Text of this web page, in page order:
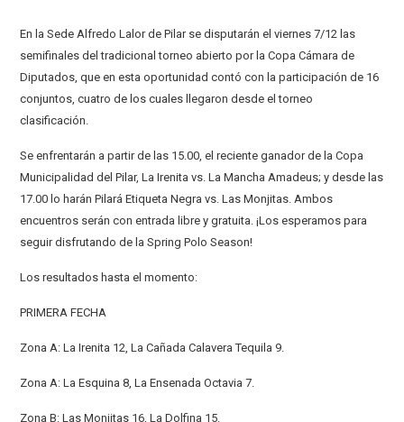
En la Sede Alfredo Lalor de Pilar se disputarán el viernes 7/12 las
semifinales del tradicional torneo abierto por la Copa Cámara de
Diputados, que en esta oportunidad contó con la participación de 16
conjuntos, cuatro de los cuales llegaron desde el torneo
clasificación.
Se enfrentarán a partir de las 15.00, el reciente ganador de la Copa
Municipalidad del Pilar, La Irenita vs. La Mancha Amadeus; y desde las
17.00 lo harán Pilará Etiqueta Negra vs. Las Monjitas. Ambos
encuentros serán con entrada libre y gratuita. ¡Los esperamos para
seguir disfrutando de la Spring Polo Season!
Los resultados hasta el momento:
PRIMERA FECHA
Zona A: La Irenita 12, La Cañada Calavera Tequila 9.
Zona A: La Esquina 8, La Ensenada Octavia 7.
Zona B: Las Monjitas 16, La Dolfina 15.